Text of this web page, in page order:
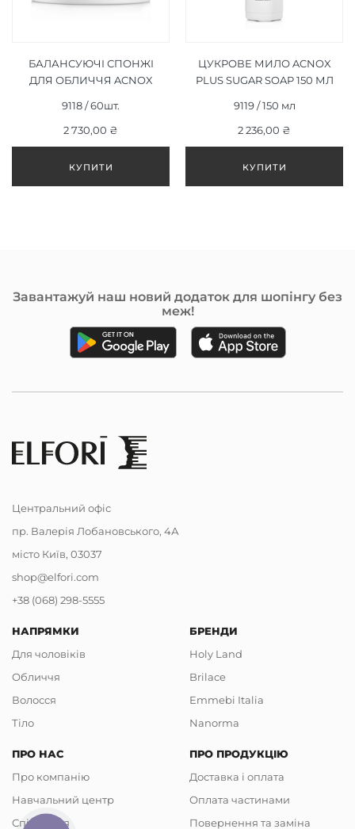
БАЛАНСУЮЧІ СПОНЖІ
ДЛЯ ОБЛИЧЧЯ ACNOX
PADS 60ШТ.
9118 / 60шт.
2 730,00 ₴
ЦУКРОВЕ МИЛО ACNOX
PLUS SUGAR SOAP 150 МЛ
9119 / 150 мл
2 236,00 ₴
Завантажуй наш новий додаток для шопінгу без
меж!
Центральний офіс
пр. Валерія Лобановського, 4А
місто Київ, 03037
shop@elfori.com
+38 (068) 298-5555
НАПРЯМКИ
Для чоловіків
Обличчя
Волосся
Тіло
БРЕНДИ
Holy Land
Brilace
Emmebi Italia
Nanorma
ПРО НАС
Про компанію
Навчальний центр
Співпраця
ПРО ПРОДУКЦІЮ
Доставка і оплата
Оплата частинами
Повернення та заміна